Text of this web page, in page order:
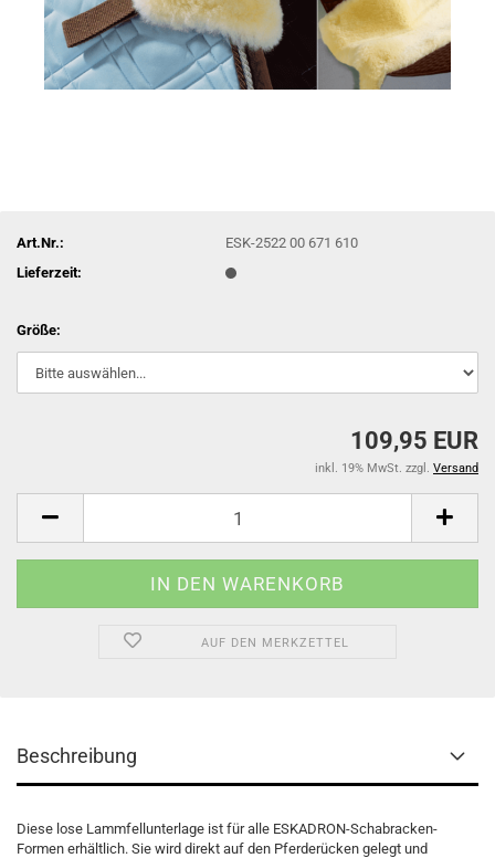
Art.Nr.:
ESK-2522 00 671 610
Lieferzeit:
Größe:
109,95 EUR
inkl. 19% MwSt. zzgl. Versand
AUF DEN MERKZETTEL
Beschreibung
Diese lose Lammfellunterlage ist für alle ESKADRON-Schabracken-
Formen erhältlich. Sie wird direkt auf den Pferderücken gelegt und